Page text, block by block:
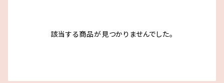
該当する商品が見つかりませんでした。